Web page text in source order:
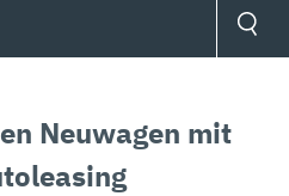
Neuwagen mit